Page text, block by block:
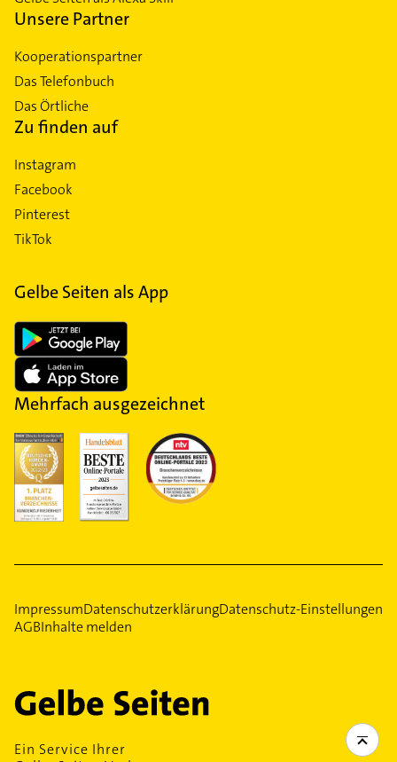
Unsere Partner
Kooperationspartner
Das Telefonbuch
Das Örtliche
Zu finden auf
Instagram
Facebook
Pinterest
TikTok
Gelbe Seiten als App
Mehrfach ausgezeichnet
ImpressumDatenschutzerklärungDatenschutz-Einstellungen
AGBInhalte melden
Ein Service Ihrer